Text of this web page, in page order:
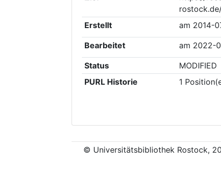
Erstellt
am 2014-
Bearbeitet am 2022-
Status
MODIFIED
PURL Historie
1
© Universitätsbibliothek Rostock,